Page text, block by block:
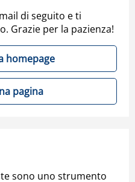
di seguito e ti
Grazie per la pazienza!
homepage
pagina
sono uno strumento